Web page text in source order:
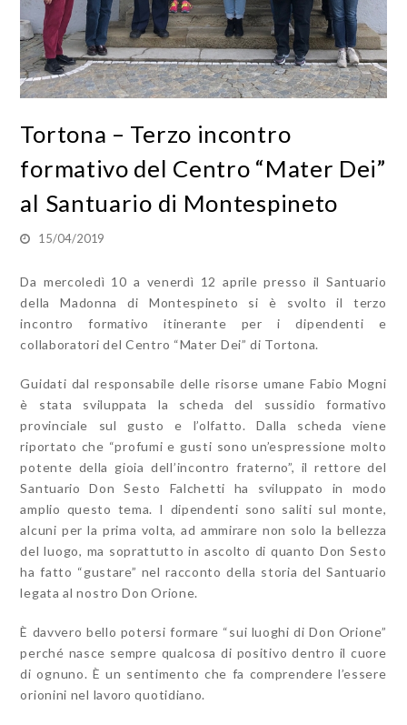
Tortona – Terzo incontro
formativo del Centro “Mater Dei”
al Santuario di Montespineto
15/04/2019
Da mercoledì 10 a venerdì 12 aprile presso il Santuario
della Madonna di Montespineto si è svolto il terzo
incontro formativo itinerante per i dipendenti e
collaboratori del Centro “Mater Dei” di Tortona.
Guidati dal responsabile delle risorse umane Fabio Mogni
è stata sviluppata la scheda del sussidio formativo
provinciale sul gusto e l’olfatto. Dalla scheda viene
riportato che “profumi e gusti sono un’espressione molto
potente della gioia dell’incontro fraterno”, il rettore del
Santuario Don Sesto Falchetti ha sviluppato in modo
amplio questo tema. I dipendenti sono saliti sul monte,
alcuni per la prima volta, ad ammirare non solo la bellezza
del luogo, ma soprattutto in ascolto di quanto Don Sesto
ha fatto “gustare” nel racconto della storia del Santuario
legata al nostro Don Orione.
È davvero bello potersi formare “sui luoghi di Don Orione”
perché nasce sempre qualcosa di positivo dentro il cuore
di ognuno. È un sentimento che fa comprendere l’essere
orionini nel lavoro quotidiano.